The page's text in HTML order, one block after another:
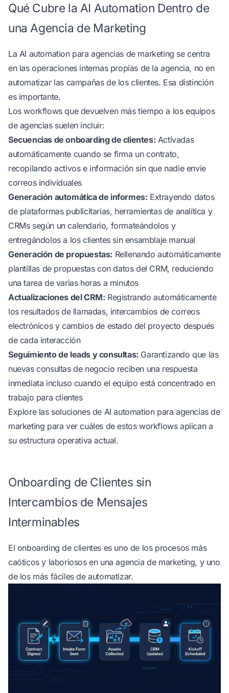
Qué Cubre la AI Automation Dentro de
una Agencia de Marketing
La AI automation para agencias de marketing se centra
en las operaciones internas propias de la agencia, no en
automatizar las campañas de los clientes. Esa distinción
es importante.
Los workflows que devuelven más tiempo a los equipos
de agencias suelen incluir:
Secuencias de onboarding de clientes: Activadas
automáticamente cuando se firma un contrato,
recopilando activos e información sin que nadie envíe
correos individuales
Generación automática de informes: Extrayendo datos
de plataformas publicitarias, herramientas de analítica y
CRMs según un calendario, formateándolos y
entregándolos a los clientes sin ensamblaje manual
Generación de propuestas: Rellenando automáticamente
plantillas de propuestas con datos del CRM, reduciendo
una tarea de varias horas a minutos
Actualizaciones del CRM: Registrando automáticamente
los resultados de llamadas, intercambios de correos
electrónicos y cambios de estado del proyecto después
de cada interacción
Seguimiento de leads y consultas: Garantizando que las
nuevas consultas de negocio reciben una respuesta
inmediata incluso cuando el equipo está concentrado en
trabajo para clientes
Explore las soluciones de AI automation para agencias de
marketing para ver cuáles de estos workflows aplican a
su estructura operativa actual.
Onboarding de Clientes sin
Intercambios de Mensajes
Interminables
El onboarding de clientes es uno de los procesos más
caóticos y laboriosos en una agencia de marketing, y uno
de los más fáciles de automatizar.